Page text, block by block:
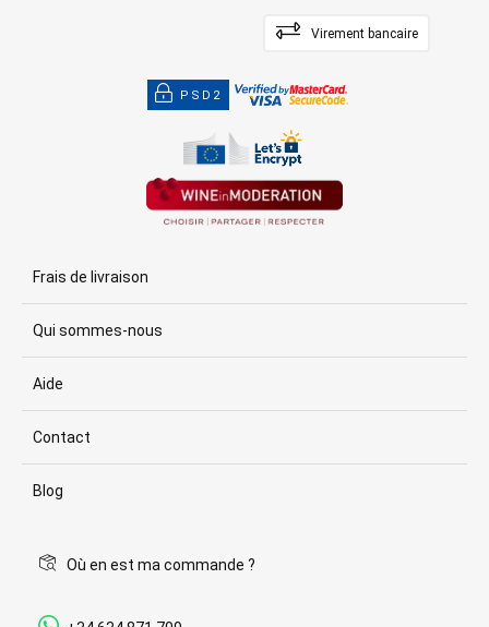
Virement bancaire
PSD2
Frais de livraison
Qui sommes-nous
Aide
Contact
Blog
Où en est ma commande ?